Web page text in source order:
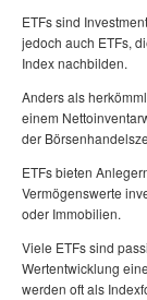
ETFs sind
jedoch auch ETFs,
Index nachbilden.
Anders als
einem
der
ETFs bieten
Vermögenswerte
oder Immobilien.
Viele ETFs sind
Wertentwicklung
werden oft als